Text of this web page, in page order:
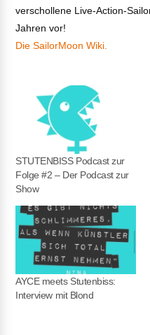
verschollene Live-Action-
Jahren vor!
Die SailorMoon Wiki.
STUTENBISS Podcast zur
Folge #2 – Der Podcast zur
Show
AYCE meets Stutenbiss:
Interview mit Blond